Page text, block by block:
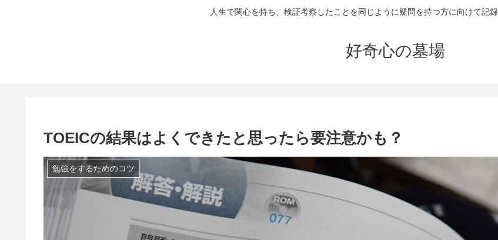
人生で関心を持ち、検証考察したことを同じように疑問を持つ方に向けて記録
好奇心の墓場
TOEICの結果はよくできたと思ったら要注意かも？
勉強をするためのコツ